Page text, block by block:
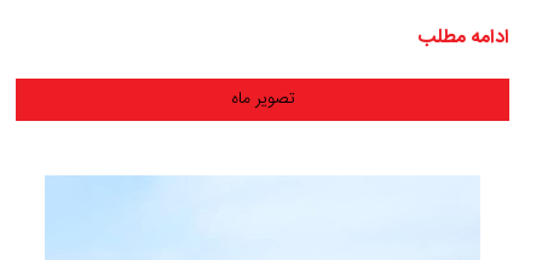
ادامه مطلب
تصویر ماه